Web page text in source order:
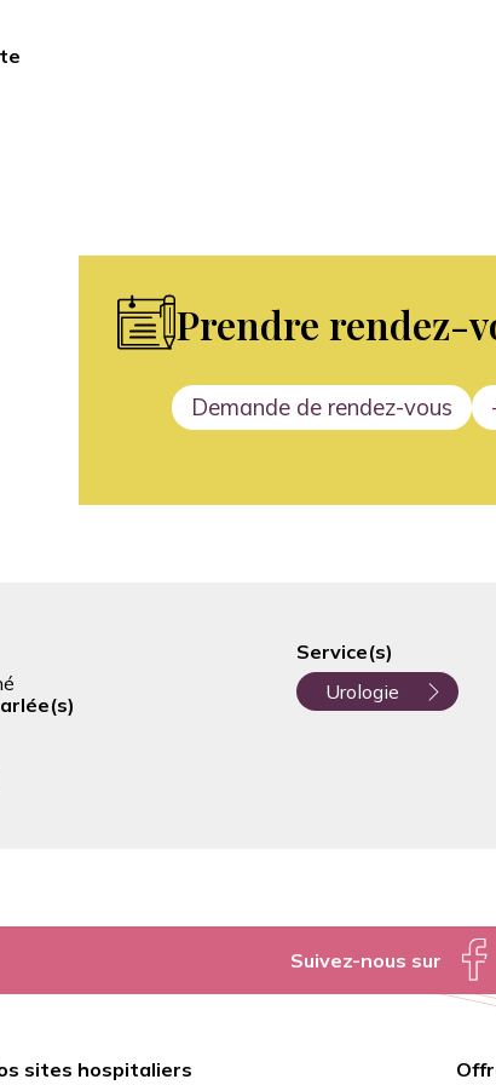
Prendre rendez-
Demande de rendez-vous
Service(s)
Urologie
Suivez-nous sur
sites hospitaliers